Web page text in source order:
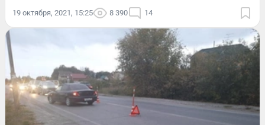
19 октября, 2021, 15:25 8 390 14